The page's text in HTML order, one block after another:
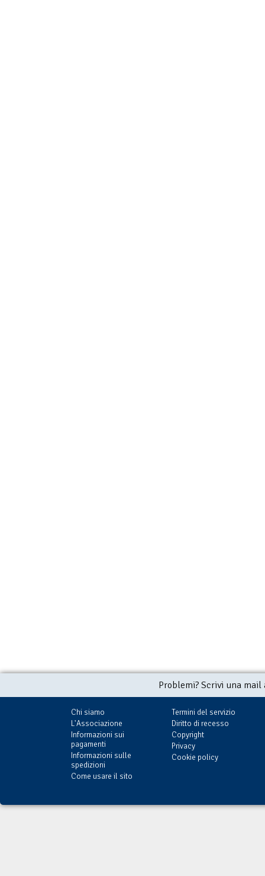
Problemi? Scrivi una
Chi siamo
L'Associazione
Informazioni sui
pagamenti
Informazioni sulle
spedizioni
Come usare il sito
Termini del servizio
Diritto di recesso
Copyright
Privacy
Cookie policy